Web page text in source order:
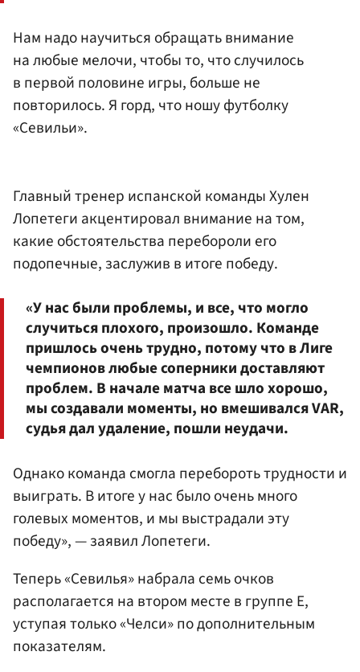
Нам надо научиться обращать внимание
на любые мелочи, чтобы то, что случилось
в первой половине игры, больше не
повторилось. Я горд, что ношу футболку
«Севильи».
Главный тренер испанской команды Хулен
Лопетеги акцентировал внимание на том,
какие обстоятельства перебороли его
подопечные, заслужив в итоге победу.
«У нас были проблемы, и все, что могло
случиться плохого, произошло. Команде
пришлось очень трудно, потому что в Лиге
чемпионов любые соперники доставляют
проблем. В начале матча все шло хорошо,
мы создавали моменты, но вмешивался VAR,
судья дал удаление, пошли неудачи.
Однако команда смогла перебороть трудности и
выиграть. В итоге у нас было очень много
голевых моментов, и мы выстрадали эту
победу», — заявил Лопетеги.
Теперь «Севилья» набрала семь очков
располагается на втором месте в группе E,
уступая только «Челси» по дополнительным
показателям.